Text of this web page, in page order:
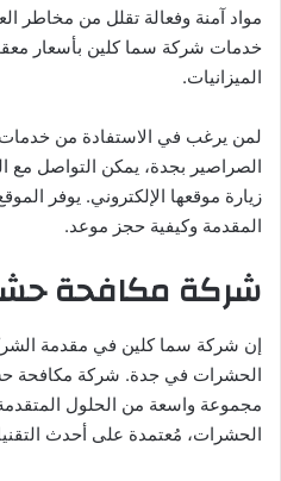
مواد آمنة وفعالة تقلل من مخاطر
خدمات شركة سما كلين بأسعار
الميزانيات.
لمن يرغب في الاستفادة من
الصراصير بجدة، يمكن التواصل مع
زيارة موقعها الإلكتروني. يوفر
المقدمة وكيفية حجز موعد.
شركة مكافحة
إن شركة سما كلين في مقدمة
الحشرات في جدة. شركة مكافحة
مجموعة واسعة من الحلول
الحشرات، مُعتمدة على أحدث